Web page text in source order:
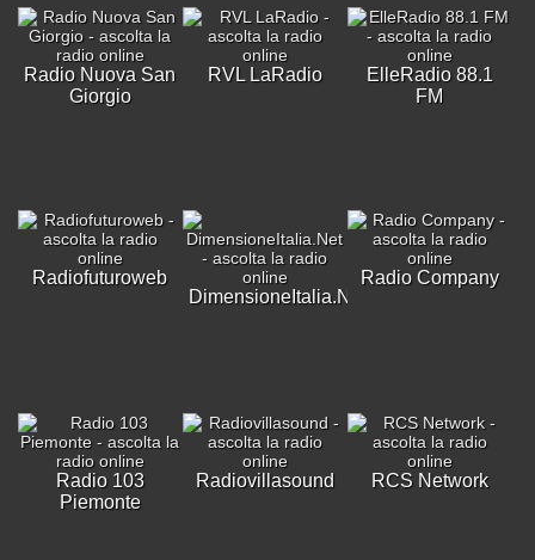
Radio Nuova San
Giorgio
RVL LaRadio
ElleRadio 88.1
FM
Radiofuturoweb
DimensioneItalia.Net
Radio Company
Radio 103
Piemonte
Radiovillasound RCS Network